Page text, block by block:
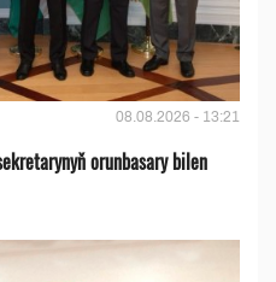
08.08.2026 - 13:21
orunbasary bilen